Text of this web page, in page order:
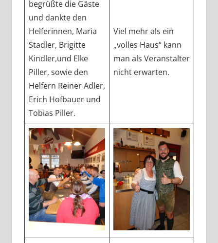
begrüßte die Gäste
und dankte den
Helferinnen, Maria
Stadler, Brigitte
Kindler,und Elke
Piller, sowie den
Helfern Reiner Adler,
Erich Hofbauer und
Tobias Piller.
Viel mehr als ein
„volles Haus“ kann
man als Veranstalter
nicht erwarten.